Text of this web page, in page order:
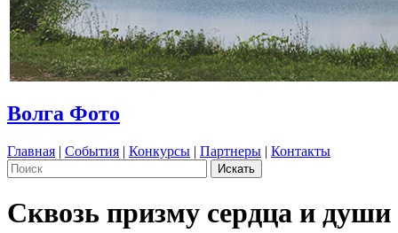
Волга Фото
Главная | События | Конкурсы | Партнеры | Контакты
Сквозь призму сердца и души